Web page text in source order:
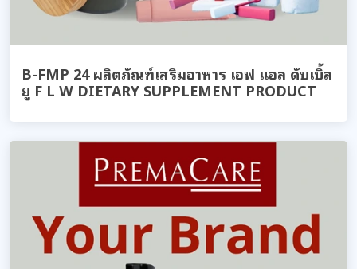
B-FMP 24 ผลิตภัณฑ์เสริมอาหาร เอฟ แอล ดับเบิ้ล
ยู F L W DIETARY SUPPLEMENT PRODUCT